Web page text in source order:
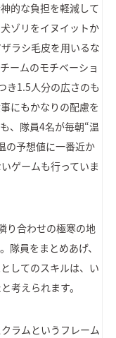
的な負担を軽減して
ゾリをイヌイットか
ラシ毛皮を用いるな
ームのモチベーショ
き1.5人分の広さのも
にもかなりの配慮を
、隊員4名が毎朝“温
の予想値に一番近か
ゲームも行っていま
り合わせの極寒の地
隊員をまとめあげ、
してのスキルは、い
考えられます。
ラムというフレーム